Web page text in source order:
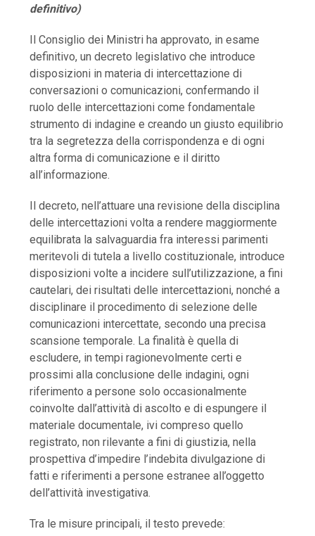
definitivo)
Il Consiglio dei Ministri ha approvato, in esame
definitivo, un decreto legislativo che introduce
disposizioni in materia di intercettazione di
conversazioni o comunicazioni, confermando il
ruolo delle intercettazioni come fondamentale
strumento di indagine e creando un giusto equilibrio
tra la segretezza della corrispondenza e di ogni
altra forma di comunicazione e il diritto
all’informazione.
Il decreto, nell’attuare una revisione della disciplina
delle intercettazioni volta a rendere maggiormente
equilibrata la salvaguardia fra interessi parimenti
meritevoli di tutela a livello costituzionale, introduce
disposizioni volte a incidere sull’utilizzazione, a fini
cautelari, dei risultati delle intercettazioni, nonché a
disciplinare il procedimento di selezione delle
comunicazioni intercettate, secondo una precisa
scansione temporale. La finalità è quella di
escludere, in tempi ragionevolmente certi e
prossimi alla conclusione delle indagini, ogni
riferimento a persone solo occasionalmente
coinvolte dall’attività di ascolto e di espungere il
materiale documentale, ivi compreso quello
registrato, non rilevante a fini di giustizia, nella
prospettiva d’impedire l’indebita divulgazione di
fatti e riferimenti a persone estranee all’oggetto
dell’attività investigativa.
Tra le misure principali, il testo prevede: